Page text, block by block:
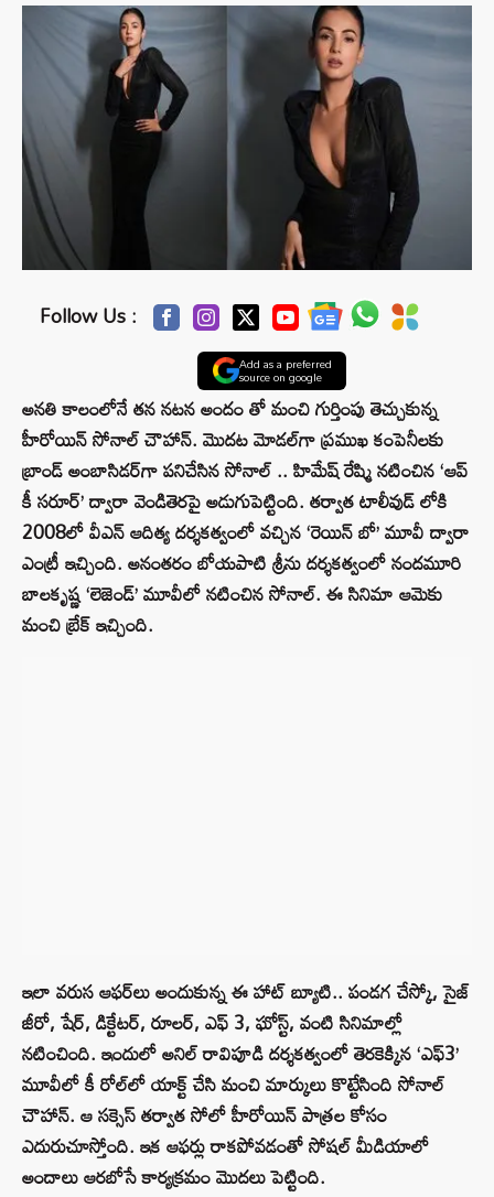
Follow Us :
Add as a preferred
source on google
అనతి కాలంలోనే తన నటన అందం తో మంచి గుర్తింపు తెచ్చుకున్న
హీరోయిన్ సోనాల్ చౌహాన్. మొదట మోడల్‌గా ప్రముఖ కంపెనీలకు
బ్రాండ్ అంబాసిడర్‌గా పనిచేసిన సోనాల్ .. హిమేష్ రేష్మి నటించిన ‘ఆప్
కీ సరూర్‌’ ద్వారా వెండితెరపై అడుగుపెట్టింది. తర్వాత టాలీవుడ్ లోకి
2008లో వీఎన్ ఆదిత్య దర్శకత్వంలో వచ్చిన ‘రెయిన్ బో’ మూవీ ద్వారా
ఎంట్రీ ఇచ్చింది. అనంతరం బోయపాటి శ్రీను దర్శకత్వంలో నందమూరి
బాలకృష్ణ ‘లెజెండ్‌’ మూవీలో నటించిన సోనాల్. ఈ సినిమా ఆమెకు
మంచి బ్రేక్ ఇచ్చింది.
ఇలా వరుస ఆఫర్‌లు అందుకున్న ఈ హాట్ బ్యూటి.. పండగ చేస్కో, సైజ్
జీరో, షేర్, డిక్టేటర్, రూలర్, ఎఫ్ 3, ఘోస్ట్, వంటి సినిమాల్లో
నటించింది. ఇందులో అనిల్ రావిపూడి దర్శకత్వంలో తెరకెక్కిన ‘ఎఫ్‌3’
మూవీలో కీ రోల్‌లో యాక్ట్ చేసి మంచి మార్కులు కొట్టేసింది సోనాల్‌
చౌహాన్. ఆ సక్సెస్‌ తర్వాత సోలో హీరోయిన్ పాత్రల కోసం
ఎదురుచూస్తోంది. ఇక ఆఫర్లు రాకపోవడంతో సోషల్ మీడియాలో
అందాలు ఆరబోసే కార్యక్రమం మొదలు పెట్టింది.